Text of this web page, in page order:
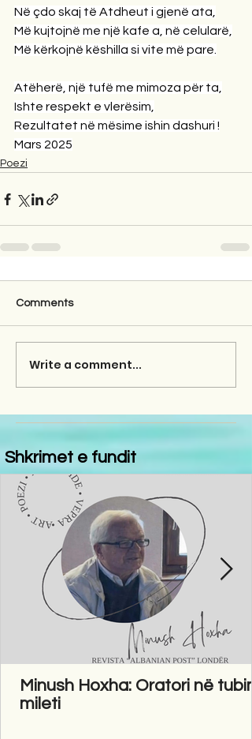
Në çdo skaj të Atdheut i gjenë ata,
Më kujtojnë me një kafe a, në celularë,
Më kërkojnë këshilla si vite më pare.
Atëherë, një tufë me mimoza për ta,
Ishte respekt e vlerësim,
Rezultatet në mësime ishin dashuri !
Mars 2025
Poezi
Comments
Write a comment...
Shkrimet e fundit
Minush Hoxha: Oratori në tubim
mileti